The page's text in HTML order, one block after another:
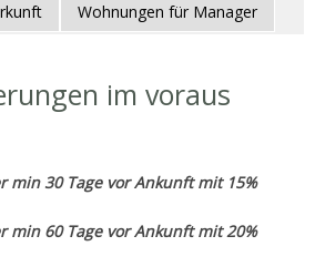
Wohnungen für Manager
im voraus
min 30 Tage vor Ankunft mit 15%
min 60 Tage vor Ankunft mit 20%